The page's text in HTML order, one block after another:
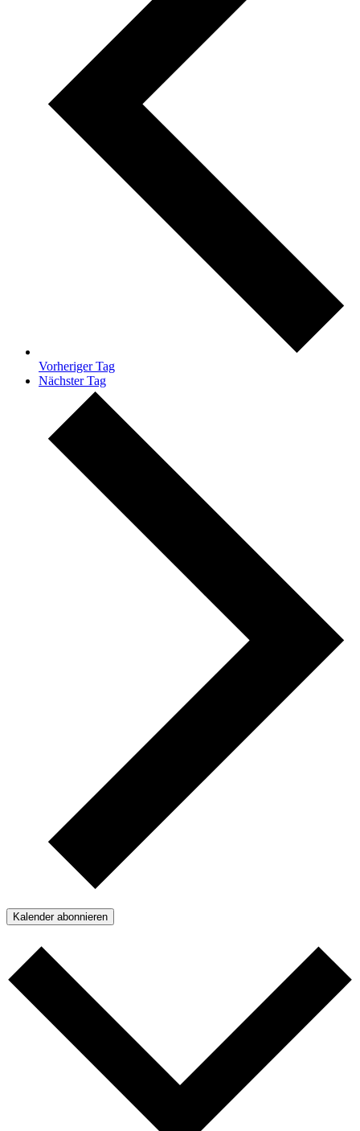
Vorheriger Tag
Nächster Tag
Kalender abonnieren